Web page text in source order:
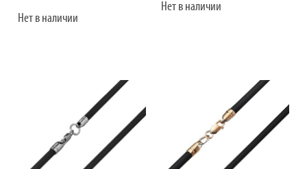
Нет в наличии
Нет в наличии